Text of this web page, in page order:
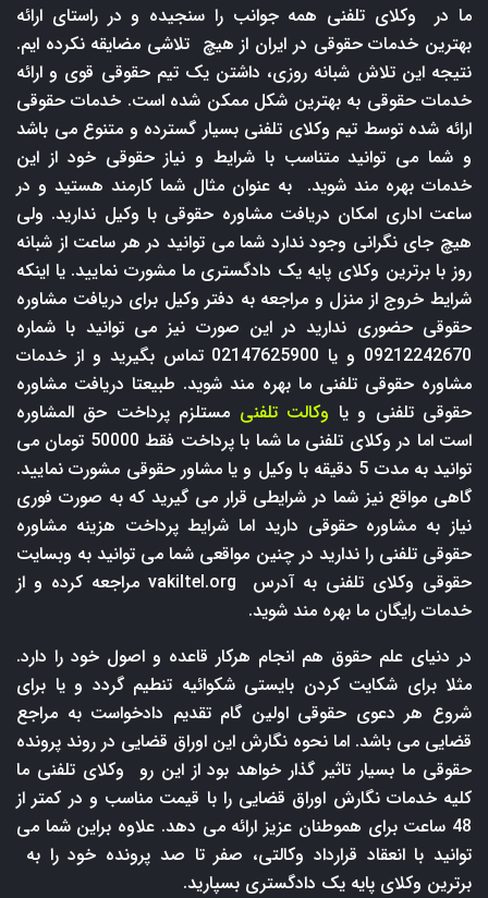
ما در وکلای تلفنی همه جوانب را سنجیده و در راستای ارائه
بهترین خدمات حقوقی در ایران از هیچ تلاشی مضایقه نکرده ایم.
نتیجه این تلاش شبانه روزی، داشتن یک تیم حقوقی قوی و ارائه
خدمات حقوقی به بهترین شکل ممکن شده است. خدمات حقوقی
ارائه شده توسط تیم وکلای تلفنی بسیار گسترده و متنوع می باشد
و شما می توانید متناسب با شرایط و نیاز حقوقی خود از این
خدمات بهره مند شوید. به عنوان مثال شما کارمند هستید و در
ساعت اداری امکان دریافت مشاوره حقوقی با وکیل ندارید. ولی
هیچ جای نگرانی وجود ندارد شما می توانید در هر ساعت از شبانه
روز با برترین وکلای پایه یک دادگستری ما مشورت نمایید. یا اینکه
شرایط خروج از منزل و مراجعه به دفتر وکیل برای دریافت مشاوره
حقوقی حضوری ندارید در این صورت نیز می توانید با شماره
09212242670 و یا 02147625900 تماس بگیرید و از خدمات
مشاوره حقوقی تلفنی ما بهره مند شوید. طبیعتا دریافت مشاوره
حقوقی تلفنی و یا وکالت تلفنی مستلزم پرداخت حق المشاوره
است اما در وکلای تلفنی ما شما با پرداخت فقط 50000 تومان می
توانید به مدت 5 دقیقه با وکیل و یا مشاور حقوقی مشورت نمایید.
گاهی مواقع نیز شما در شرایطی قرار می گیرید که به صورت فوری
نیاز به مشاوره حقوقی دارید اما شرایط پرداخت هزینه مشاوره
حقوقی تلفنی را ندارید در چنین مواقعی شما می توانید به وبسایت
حقوقی وکلای تلفنی به آدرس
vakiltel.org مراجعه کرده و از
خدمات رایگان ما بهره مند شوید.
در دنیای علم حقوق هم انجام هرکار قاعده و اصول خود را دارد.
مثلا برای شکایت کردن بایستی شکوائیه تنطیم گردد و یا برای
شروع هر دعوی حقوقی اولین گام تقدیم دادخواست به مراجع
قضایی می باشد. اما نحوه نگارش این اوراق قضایی در روند پرونده
حقوقی ما بسیار تاثیر گذار خواهد بود از این رو وکلای تلفنی ما
کلیه خدمات نگارش اوراق قضایی را با قیمت مناسب و در کمتر از
48 ساعت برای هموطنان عزیز ارائه می دهد. علاوه براین شما می
توانید با انعقاد قرارداد وکالتی، صفر تا صد پرونده خود را به
برترین وکلای پایه یک دادگستری بسپارید.